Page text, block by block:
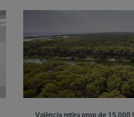
València retira prop de 15.000